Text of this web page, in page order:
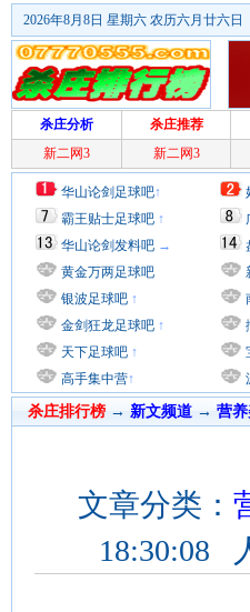
2026年8月8日 星期六 农历六月廿六日
杀庄分析 杀庄推荐
新二网3
新二网3
华山论剑足球吧↑
霸王贴士足球吧 ↑
华山论剑发料吧 →
黄金万两足球吧
银波足球吧 ↑
金剑狂龙足球吧 ↑
天下足球吧 ↑
高手集中营↑
杀庄排行榜 → 新文频道→ 营
文章分类：
18:30:08